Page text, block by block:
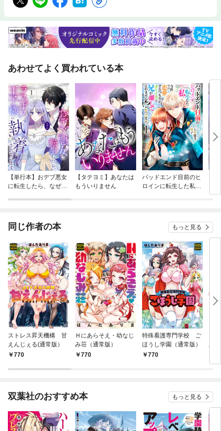
あわせてよく買われている本
【単行本】おデブ悪女
に転生したら、なぜか
【タテヨミ】あなたは
もういりません
バッドエンド目前のヒ
ロインに転生した私、
同じ作者の本 もっと見る
ストレス昇天機構 甘
えんじぇる(通常版）
770
Ｈにあらそえ・幼なじ
み荘（通常版）
770
特殊看護専門学校 ご
ほうし学園（通常版）
770
版）
双葉社のおすすめ本 もっと見る